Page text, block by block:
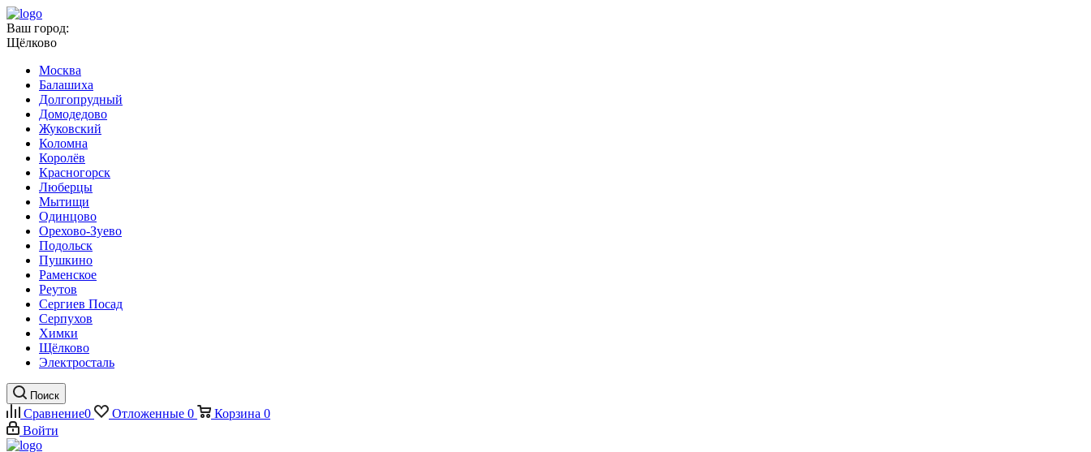
Ваш город:
Щёлково
Москва
Балашиха
Долгопрудный
Домодедово
Жуковский
Коломна
Королёв
Красногорск
Люберцы
Мытищи
Одинцово
Орехово-Зуево
Подольск
Пушкино
Раменское
Реутов
Сергиев Посад
Серпухов
Химки
Щёлково
Электросталь
Поиск
Сравнение0 Отложенные 0 Корзина 0
Войти